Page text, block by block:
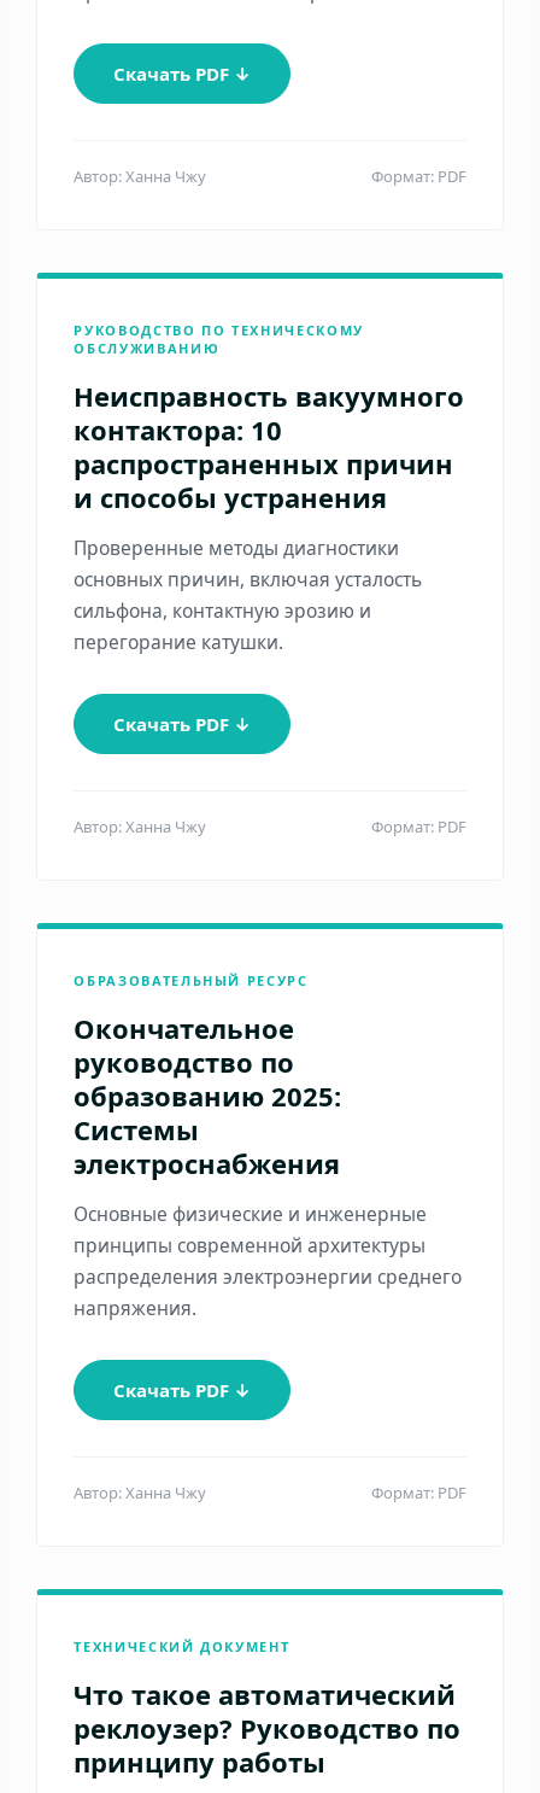
Скачать PDF ↓
Автор: Ханна Чжу Формат: PDF
РУКОВОДСТВО ПО ТЕХНИЧЕСКОМУ
ОБСЛУЖИВАНИЮ
Неисправность вакуумного
контактора: 10
распространенных причин
и способы устранения
Проверенные методы диагностики
основных причин, включая усталость
сильфона, контактную эрозию и
перегорание катушки.
Скачать PDF ↓
Автор: Ханна Чжу Формат: PDF
ОБРАЗОВАТЕЛЬНЫЙ РЕСУРС
Окончательное
руководство по
образованию 2025:
Системы
электроснабжения
Основные физические и инженерные
принципы современной архитектуры
распределения электроэнергии среднего
напряжения.
Скачать PDF ↓
Автор: Ханна Чжу Формат: PDF
ТЕХНИЧЕСКИЙ ДОКУМЕНТ
Что такое автоматический
реклоузер? Руководство по
принципу работы